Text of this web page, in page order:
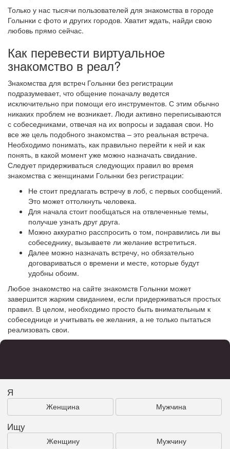
Только у нас тысячи пользователей для знакомства в городе
Голынки с фото и других городов. Хватит ждать, найди свою
любовь прямо сейчас.
Как перевести виртуальное
знакомство в реал?
Знакомства для встреч Голынки без регистрации
подразумевает, что общение поначалу ведется
исключительно при помощи его инструментов. С этим обычно
никаких проблем не возникает. Люди активно переписываются
с собеседниками, отвечая на их вопросы и задавая свои. Но
все же цель подобного знакомства – это реальная встреча.
Необходимо понимать, как правильно перейти к ней и как
понять, в какой момент уже можно назначать свидание.
Следует придерживаться следующих правил во время
знакомства с женщинами Голынки без регистрации:
Не стоит предлагать встречу в лоб, с первых сообщений.
Это может оттолкнуть человека.
Для начала стоит пообщаться на отвлеченные темы,
получше узнать друг друга.
Можно аккуратно расспросить о том, понравились ли вы
собеседнику, вызываете ли желание встретиться.
Далее можно назначать встречу, но обязательно
договариваться о времени и месте, которые будут
удобны обоим.
Любое знакомство на сайте знакомств Голынки может
завершится жарким свиданием, если придерживаться простых
правил. В целом, необходимо просто быть внимательным к
собеседнице и учитывать ее желания, а не только пытаться
реализовать свои.
Я
Женщина Мужчина
Ищу
Женщину Мужчину